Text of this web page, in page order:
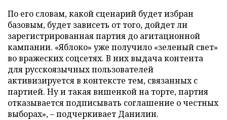
По его словам, какой сценарий будет избран
базовым, будет зависеть от того, дойдет ли
зарегистрированная партия до агитационной
кампании. «Яблоко» уже получило «зеленый свет»
во вражеских соцсетях. В них выдача контента
для русскоязычных пользователей
активизируется в контексте тем, связанных с
партией. Ну и такая вишенкой на торте, партия
отказывается подписывать соглашение о честных
выборах», – подчеркивает Данилин.